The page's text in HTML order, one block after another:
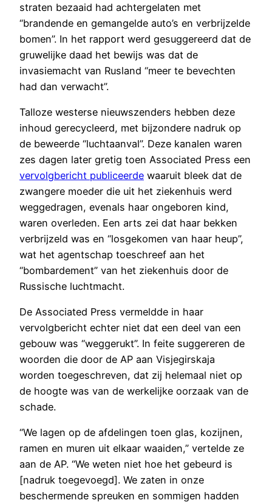
straten bezaaid had achtergelaten met
“brandende en gemangelde auto’s en verbrijzelde
bomen”. In het rapport werd gesuggereerd dat de
gruwelijke daad het bewijs was dat de
invasiemacht van Rusland “meer te bevechten
had dan verwacht”.
Talloze westerse nieuwszenders hebben deze
inhoud gerecycleerd, met bijzondere nadruk op
de beweerde “luchtaanval”. Deze kanalen waren
zes dagen later gretig toen Associated Press een
vervolgbericht publiceerde waaruit bleek dat de
zwangere moeder die uit het ziekenhuis werd
weggedragen, evenals haar ongeboren kind,
waren overleden. Een arts zei dat haar bekken
verbrijzeld was en “losgekomen van haar heup”,
wat het agentschap toeschreef aan het
“bombardement” van het ziekenhuis door de
Russische luchtmacht.
De Associated Press vermeldde in haar
vervolgbericht echter niet dat een deel van een
gebouw was “weggerukt”. In feite suggereren de
woorden die door de AP aan Visjegirskaja
worden toegeschreven, dat zij helemaal niet op
de hoogte was van de werkelijke oorzaak van de
schade.
“We lagen op de afdelingen toen glas, kozijnen,
ramen en muren uit elkaar waaiden,” vertelde ze
aan de AP. “We weten niet hoe het gebeurd is
[nadruk toegevoegd]. We zaten in onze
beschermende spreuken en sommigen hadden